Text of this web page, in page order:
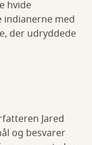
hvide
med
der udryddede
Jared
og besvarer